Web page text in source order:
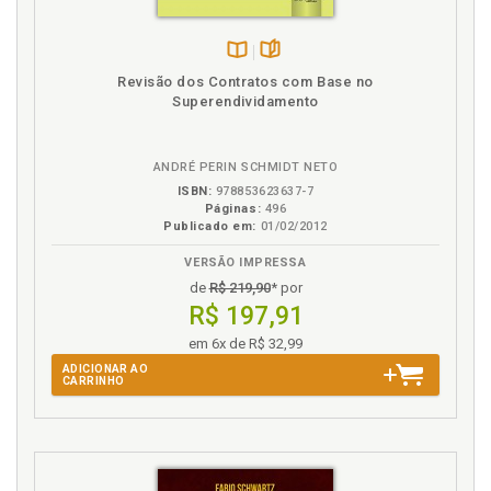
Formação da legislação consumerista brasileira ., p.
Formação dos contratos eletrônicos internacionais
de consumo, p. 78
nacional e fornecedor internacional, p. 118
Fornecedor no âmbito internacional ., p. 40
Fornecedor . Definição jurídica de fornecedor ., p. 39
nal à luz das teorias de Friedrich Carl Von Savigny e
John Rawls, p. 129
Histórico . Breve histórico acerca dos direitos do
I
na
Revisão dos Contratos com Base no
Superendividamento
ANDRÉ PERIN SCHMIDT NETO
ISBN: 978853623637-7
Páginas: 496
Publicado em: 01/02/2012
VERSÃO IMPRESSA
deR$ 219,90* por
R$ 197,91
em 6x de R$ 32,99
ADICIONAR AO
CARRINHO